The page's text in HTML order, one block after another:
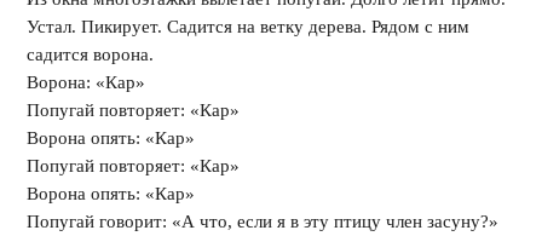
Устал. Пикирует. Садится на ветку дерева. Рядом с ним
садится ворона.
Ворона: «Кар»
Попугай󠄒 повторяет: «Кар»
Ворона опять: «Кар»
Попугай повторяет: «Кар»
Ворона опять: «Кар»
Попугай говорит: «А что, если я в эту птицу член засуну?»